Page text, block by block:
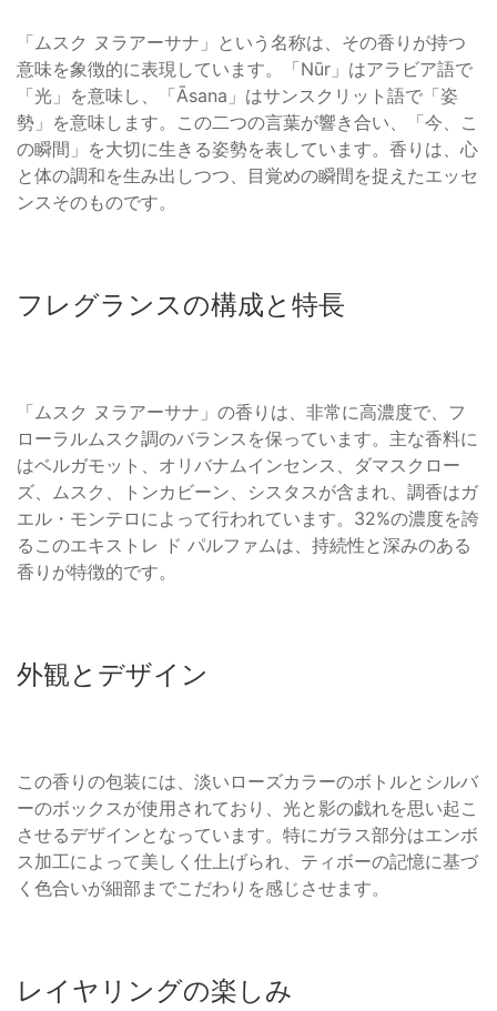
「ムスク ヌラアーサナ」という名称は、その香りが持つ
意味を象徴的に表現しています。「Nūr」はアラビア語で
「光」を意味し、「Āsana」はサンスクリット語で「姿
勢」を意味します。この二つの言葉が響き合い、「今、こ
の瞬間」を大切に生きる姿勢を表しています。香りは、心
と体の調和を生み出しつつ、目覚めの瞬間を捉えたエッセ
ンスそのものです。
フレグランスの構成と特長
「ムスク ヌラアーサナ」の香りは、非常に高濃度で、フ
ローラルムスク調のバランスを保っています。主な香料に
はベルガモット、オリバナムインセンス、ダマスクロー
ズ、ムスク、トンカビーン、シスタスが含まれ、調香はガ
エル・モンテロによって行われています。32%の濃度を誇
るこのエキストレ ド パルファムは、持続性と深みのある
香りが特徴的です。
外観とデザイン
この香りの包装には、淡いローズカラーのボトルとシルバ
ーのボックスが使用されており、光と影の戯れを思い起こ
させるデザインとなっています。特にガラス部分はエンボ
ス加工によって美しく仕上げられ、ティボーの記憶に基づ
く色合いが細部までこだわりを感じさせます。
レイヤリングの楽しみ